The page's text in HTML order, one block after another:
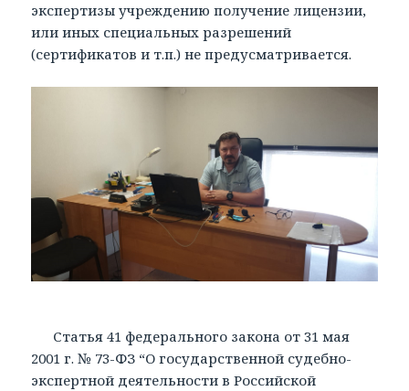
экспертизы учреждению получение лицензии,
или иных специальных разрешений
(сертификатов и т.п.) не предусматривается.
Статья 41 федерального закона от 31 мая
2001 г. № 73-ФЗ “О государственной судебно-
экспертной деятельности в Российской